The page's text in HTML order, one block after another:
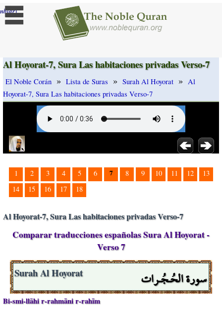
]
Al Hoyorat-7, Sura Las habitaciones privadas Verso-7
El Noble Corán » Lista de Suras » Surah Al Hoyorat » Al
Hoyorat-7, Sura Las habitaciones privadas Verso-7
1 2 3 4 5 6 7 8 9 10 11 12
13
14
15 16 17 18
Al Hoyorat-7, Sura Las habitaciones privadas Verso-7
Comparar traducciones españolas Sura Al Hoyorat -
Verso 7
سورة الحُـجُـرات Surah Al Hoyorat
Bi-smi-llāhi r-rahmāni r-rahīm